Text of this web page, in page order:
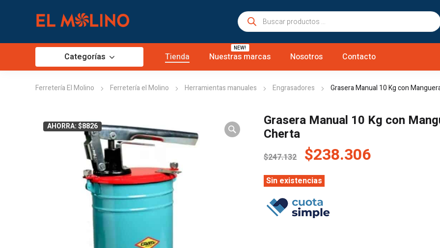
Búsqueda
de
Categorías Tienda Nuestras marcas
NEW!
Nosotros Contacto
Ferretería El Molino Ferretería el Molino Herramientas manuales Engrasadores Grasera Manual 10 Kg con
AHORRA: $8826
Grasera Manual 10 Kg con
Cherta
$247.132 El
precio
original
era:
$247.132.
$238.306El
Sin existencias